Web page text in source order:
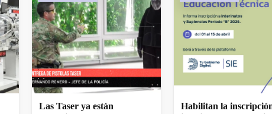
Las Taser ya están
Habilitan la